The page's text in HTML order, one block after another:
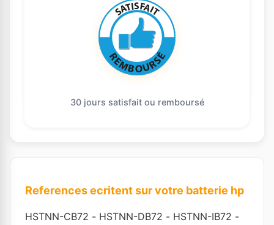
30 jours satisfait ou remboursé
References ecritent sur votre batterie hp
HSTNN-CB72 - HSTNN-DB72 - HSTNN-IB72 -